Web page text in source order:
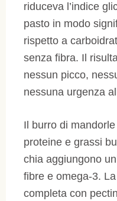
riduceva l’indice
pasto in modo
rispetto a
senza fibra. Il
nessun picco,
nessuna urgenza
Il burro di
proteine e grassi
chia aggiungono
fibre e omega-3.
completa con